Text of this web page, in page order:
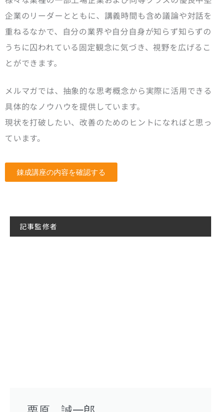
企業のリーダーとともに、講義時間も含め議論や対話を
重ねるなかで、自分の業界や自分自身が知らず知らずの
うちに囚われている固定観念に気づき、視野を広げるこ
とができます。
メルマガでは、抽象的な思考概念から実際に活用できる
具体的なノウハウを提供しています。
現状を打破したい、改善のためのヒントになればと思っ
ています。
錬成講座の内容を確認する
記事監修者